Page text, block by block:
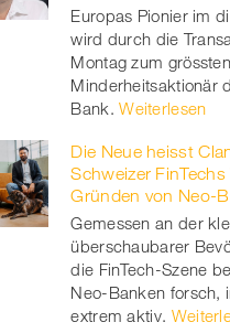
Europas Pionier im
wird durch die
Montag zum grössten
Minderheitsaktionär
Bank. Weiterlesen
Die Neue heisst
Schweizer
Gründen von Neo-
Gemessen an der
überschaubarer
die FinTech-Szene
Neo-Banken forsch,
extrem aktiv.